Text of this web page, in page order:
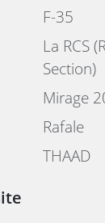
F-35
La RCS
Section)
Mirage
Rafale
THAAD